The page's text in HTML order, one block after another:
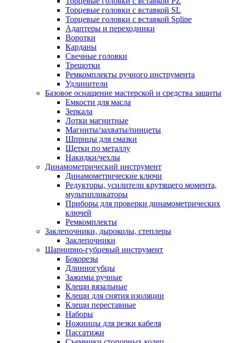
Торцевые головки с вставкой SL
Торцевые головки с вставкой Spline
Адаптеры и переходники
Воротки
Карданы
Свечные головки
Трещотки
Ремкомплекты ручного инструмента
Удлинители
Базовое оснащение мастерской и средства защиты
Емкости для масла
Зеркала
Лотки магнитные
Магниты/захваты/пинцеты
Шприцы для смазки
Щетки по металлу
Накидки/чехлы
Динамометрический инструмент
Динамометрические ключи
Редукторы, усилители крутящего момента,
мультипликаторы
Приборы для проверки динамометрических
ключей
Ремкомплекты
Заклепочники, дыроколы, степлеры
Заклепочники
Шарнирно-губцевый инструмент
Бокорезы
Длинногубцы
Зажимы ручные
Клещи вязальные
Клещи для снятия изоляции
Клещи переставные
Наборы
Ножницы для резки кабеля
Пассатижи